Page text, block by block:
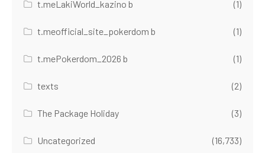
t.meLakiWorld_kazino b (1)
t.meofficial_site_pokerdom b (1)
t.mePokerdom_2026 b (1)
texts (2)
The Package Holiday (3)
Uncategorized (16,733)